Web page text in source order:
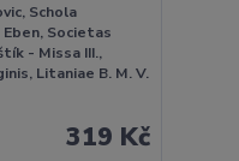
Schola
Societas
- Missa III.,
Litaniae B. M. V.
319 Kč